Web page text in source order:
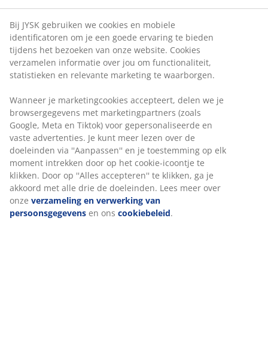
Zwarte mand van 17 liter met handvatten en een
praktisch, geperforeerd ontwerp. Ideaal voor het
opbergen van speelgoed, kleding en diverse
huishoudelijke artikelen. De mand is gemaakt van
kunststof, dat gemakkelijk schoon te maken is. B26 x
L36 x H22 cm
Artikelnummer: 4961800
Specificaties
Beoordelingen